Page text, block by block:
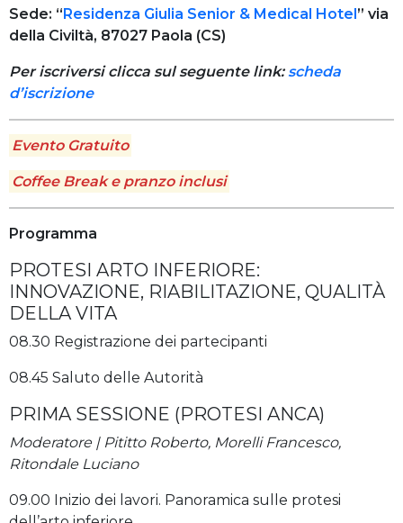
Sede: “Residenza Giulia Senior & Medical Hotel” via
della Civiltà, 87027 Paola (CS)
Per iscriversiclicca sul seguente link:scheda
d’iscrizione
Evento Gratuito
Coffee Break e pranzo inclusi
Programma
PROTESI ARTO INFERIORE:
INNOVAZIONE, RIABILITAZIONE, QUALITÀ
DELLA VITA
08.30 Registrazione dei partecipanti
08.45 Saluto delle Autorità
PRIMA SESSIONE (PROTESI ANCA)
Moderatore | Pititto Roberto, Morelli Francesco,
Ritondale Luciano
09.00 Inizio dei lavori. Panoramica sulle protesi